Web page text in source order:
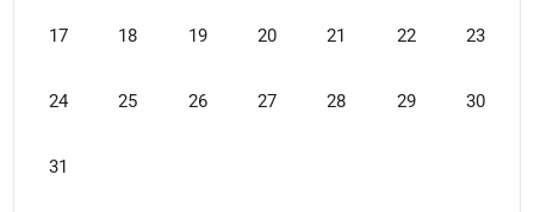
17 18 19 20 21 22 23
24 25 26 27 28 29 30
31